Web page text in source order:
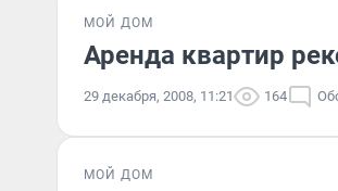
МОЙ ДОМ
Аренда квартир
29 декабря, 2008, 11:21 164
МОЙ ДОМ